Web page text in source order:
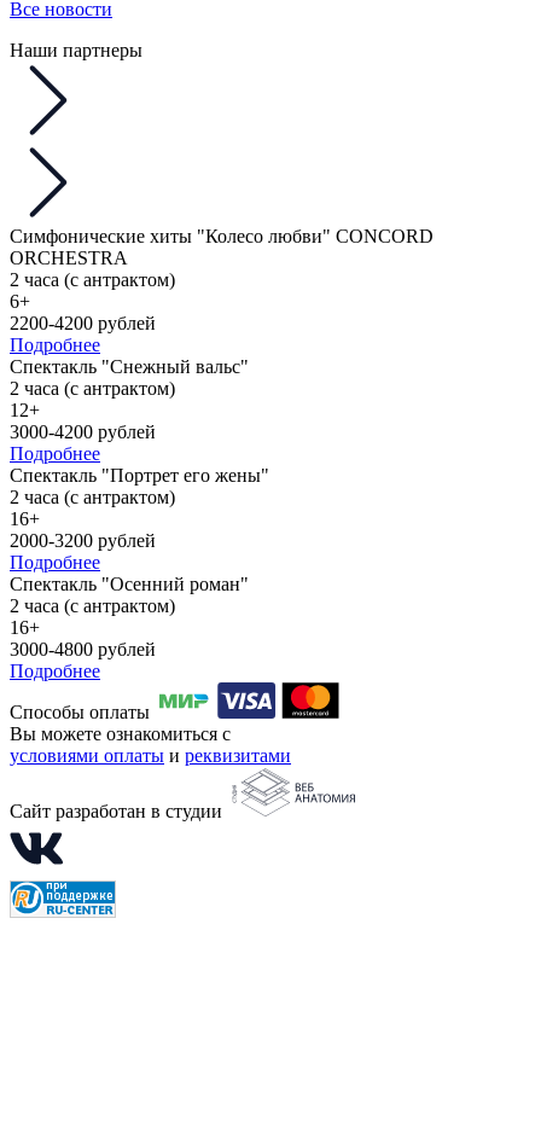
Все новости
Наши партнеры
Симфонические хиты "Колесо любви" CONCORD
ORCHESTRA
2 часа (с антрактом)
6+
2200-4200 рублей
Подробнее
Спектакль "Снежный вальс"
2 часа (с антрактом)
12+
3000-4200 рублей
Подробнее
Спектакль "Портрет его жены"
2 часа (с антрактом)
16+
2000-3200 рублей
Подробнее
Спектакль "Осенний роман"
2 часа (с антрактом)
16+
3000-4800 рублей
Подробнее
Способы оплаты
Вы можете ознакомиться с
условиями оплаты и реквизитами
Сайт разработан в студии